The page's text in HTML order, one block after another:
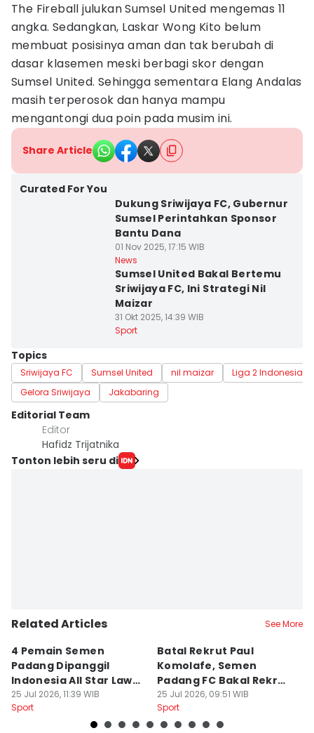
The Fireball julukan Sumsel United mengemas 11
angka. Sedangkan, Laskar Wong Kito belum
membuat posisinya aman dan tak berubah di
dasar klasemen meski berbagi skor dengan
Sumsel United. Sehingga sementara Elang Andalas
masih terperosok dan hanya mampu
mengantongi dua poin pada musim ini.
Share Article
Curated For You
Dukung Sriwijaya FC, Gubernur
Sumsel Perintahkan Sponsor
Bantu Dana
01 Nov 2025, 17:15 WIB
News
Sumsel United Bakal Bertemu
Sriwijaya FC, Ini Strategi Nil
Maizar
31 Okt 2025, 14:39 WIB
Sport
Topics
Sriwijaya FC Sumsel United nil maizar
Liga 2 Indonesia
Gelora Sriwijaya
Jakabaring
Editorial Team
Editor
Hafidz Trijatnika
Tonton lebih seru di
Related Articles See More
4 Pemain Semen
Padang Dipanggil
Indonesia All Star Lawan
Aston Villa
25 Jul 2026, 11:39 WIB
Sport
Batal Rekrut Paul
Komolafe, Semen
Padang FC Bakal Rekrut
Striker Baru
25 Jul 2026, 09:51 WIB
Sport